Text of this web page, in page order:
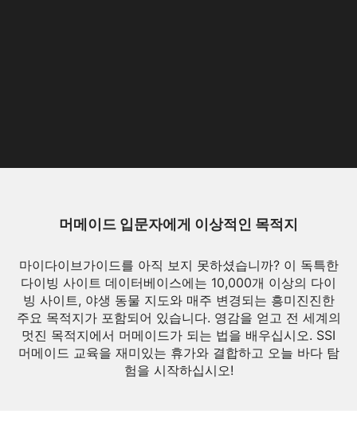
머메이드 입문자에게 이상적인 목적지
마이다이브가이드를 아직 보지 못하셨습니까? 이 독특한
다이빙 사이트 데이터베이스에는 10,000개 이상의 다이
빙 사이트, 야생 동물 지도와 매주 변경되는 흥미진진한
주요 목적지가 포함되어 있습니다. 영감을 얻고 전 세계의
멋진 목적지에서 머메이드가 되는 법을 배우십시오. SSI
머메이드 교육을 재미있는 휴가와 결합하고 오늘 바다 탐
험을 시작하십시오!